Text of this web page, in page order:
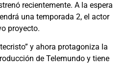
recientemente. A la espera
una temporada 2, el actor
proyecto.
y ahora protagoniza la
de Telemundo y tiene